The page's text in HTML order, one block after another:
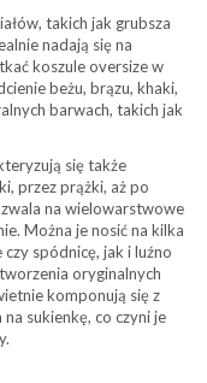
takich jak grubsza
nadają się na
koszule oversize w
beżu, brązu, khaki,
barwach, takich jak
się także
przez prążki, aż po
na wielowarstwowe
Można je nosić na kilka
spódnicę, jak i luźno
oryginalnych
komponują się z
sukienkę, co czyni je